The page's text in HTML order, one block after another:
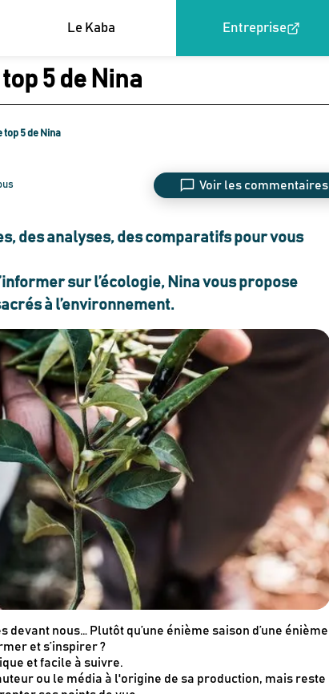
Le Kaba Entreprise
5 de Nina
5 de Nina
Voir les commentaires
des analyses, des comparatifs pour vous
sur l’écologie, Nina vous propose
à l’environnement.
nous… Plutôt qu’une énième saison d’une énième
et s’inspirer ?
et facile à suivre.
ou le média à l'origine de sa production, mais reste